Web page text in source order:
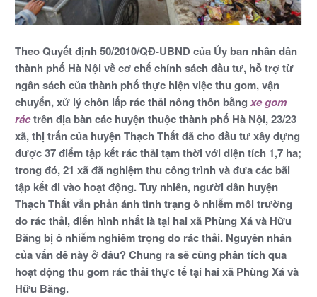
Theo Quyết định 50/2010/QĐ-UBND của Ủy ban nhân dân
thành phố Hà Nội về cơ chế chính sách đầu tư, hỗ trợ từ
ngân sách của thành phố thực hiện việc thu gom, vận
chuyển, xử lý chôn lấp rác thải nông thôn bằng xe gom
ráctrên địa bàn các huyện thuộc thành phố Hà Nội, 23/23
xã, thị trấn của huyện Thạch Thất đã cho đầu tư xây dựng
được 37 điểm tập kết rác thải tạm thời với diện tích 1,7 ha;
trong đó, 21 xã đã nghiệm thu công trình và đưa các bãi
tập kết đi vào hoạt động. Tuy nhiên, người dân huyện
Thạch Thất vẫn phản ánh tình trạng ô nhiễm môi trường
do rác thải, điển hình nhất là tại hai xã Phùng Xá và Hữu
Bằng bị ô nhiễm nghiêm trọng do rác thải. Nguyên nhân
của vấn đề này ở đâu? Chung ra sẽ cũng phân tích qua
hoạt động thu gom rác thải thực tế tại hai xã Phùng Xá và
Hữu Bằng.